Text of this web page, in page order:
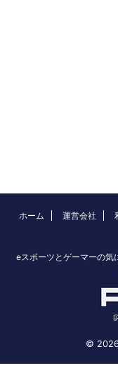
ホーム 運営会社
eスポーツとゲーマーの気
© 2026